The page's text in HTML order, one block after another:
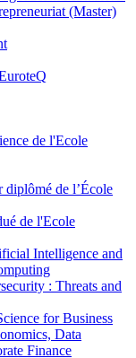
(Master)
de l'Ecole
diplômé de l’École
de l'Ecole
Intelligence and
: Threats and
for Business
Data
Finance